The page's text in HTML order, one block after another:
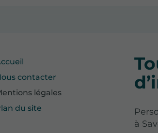
contacter
légales
du site
à